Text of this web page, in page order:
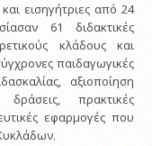
εισηγήτριες από 24
61 διδακτικές
κλάδους και
παιδαγωγικές
αξιοποίηση
πρακτικές
εφαρμογές που